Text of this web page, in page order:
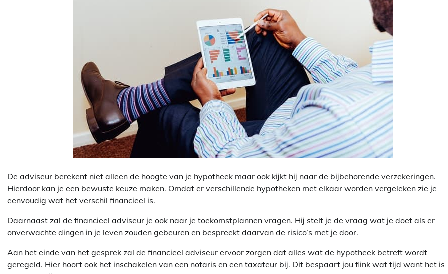
De adviseur berekent niet alleen de hoogte van je hypotheek maar ook kijkt hij naar de bijbehorende verzekeringen.
Hierdoor kan je een bewuste keuze maken. Omdat er verschillende hypotheken met elkaar worden vergeleken zie je
eenvoudig wat het verschil financieel is.
Daarnaast zal de financieel adviseur je ook naar je toekomstplannen vragen. Hij stelt je de vraag wat je doet als er
onverwachte dingen in je leven zouden gebeuren en bespreekt daarvan de risico’s met je door.
Aan het einde van het gesprek zal de financieel adviseur ervoor zorgen dat alles wat de hypotheek betreft wordt
geregeld. Hier hoort ook het inschakelen van een notaris en een taxateur bij. Dit bespaart jou flink wat tijd want het is